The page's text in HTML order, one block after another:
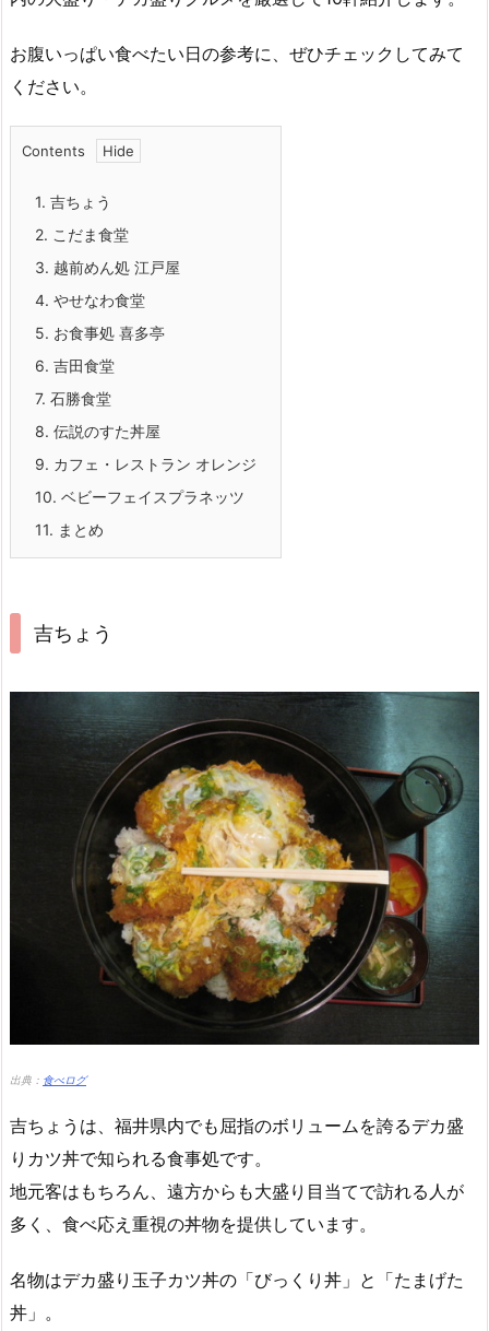
お腹いっぱい食べたい日の参考に、ぜひチェックしてみて
ください。
Contents
1. 吉ちょう
2. こだま食堂
3. 越前めん処 江戸屋
4. やせなわ食堂
5. お食事処 喜多亭
6. 吉田食堂
7. 石勝食堂
8. 伝説のすた丼屋
9. カフェ・レストラン オレンジ
10. ベビーフェイスプラネッツ
11. まとめ
吉ちょう
出典： 食べログ
吉ちょうは、福井県内でも屈指のボリュームを誇るデカ盛
りカツ丼で知られる食事処です。
地元客はもちろん、遠方からも大盛り目当てで訪れる人が
多く、食べ応え重視の丼物を提供しています。
名物はデカ盛り玉子カツ丼の「びっくり丼」と「たまげた
丼」。